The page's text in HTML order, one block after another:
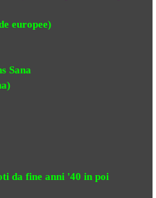
europee)
Sana
da fine anni '40 in poi